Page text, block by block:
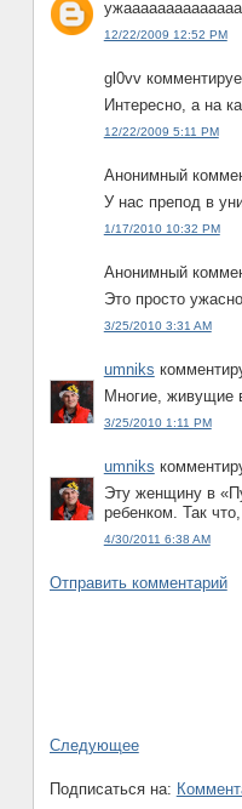
12/22/2009 12:52 PM
gl0vv
Интересно, а на
12/22/2009 5:11 PM
Анонимный
У нас препод в
1/17/2010 10:32 PM
Анонимный
Это просто
3/25/2010 3:31 AM
umniks
Многие, живущие
3/25/2010 1:11 PM
umniks
Эту женщину в
ребенком. Так
4/30/2011 6:38 AM
Отправить комментарий
Следующее
Подписаться на: